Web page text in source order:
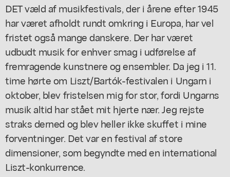
DET væld af musikfestivals, der i årene efter 1945
har været afholdt rundt omkring i Europa, har vel
fristet også mange danskere. Der har været
udbudt musik for enhver smag i udførelse af
fremragende kunstnere og ensembler. Da jeg i 11.
time hørte om Liszt/Bartók-festivalen i Ungarn i
oktober, blev fristelsen mig for stor, fordi Ungarns
musik altid har stået mit hjerte nær. Jeg rejste
straks derned og blev heller ikke skuffet i mine
forventninger. Det var en festival af store
dimensioner, som begyndte med en international
Liszt-konkurrence.